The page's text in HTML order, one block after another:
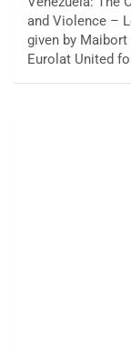
and Violence –
given by
Eurolat United